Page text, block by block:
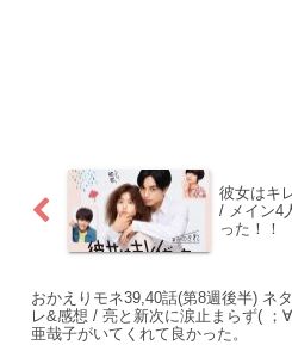
彼女はキ
/ メイン4
った！！
おかえりモネ39,40話(第8週後半) ネ
レ&感想 / 亮と新次に涙止まらず( ；
亜哉子がいてくれて良かった。